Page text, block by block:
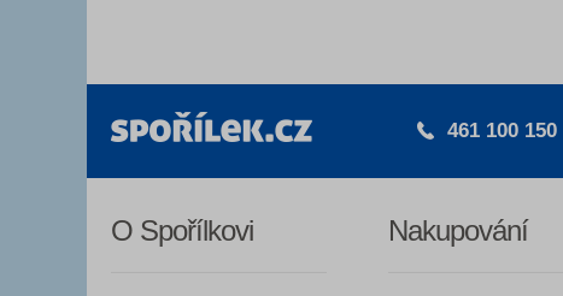
461 100 150
O Spořílkovi Nakupování